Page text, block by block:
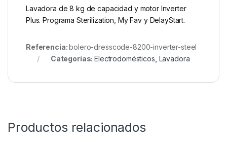
Lavadora de 8 kg de capacidad y motor Inverter
Plus. Programa Sterilization, My Fav y DelayStart.
Referencia:bolero-dresscode-8200-inverter-steel
Categorías:Electrodomésticos Lavadora
Productos relacionados